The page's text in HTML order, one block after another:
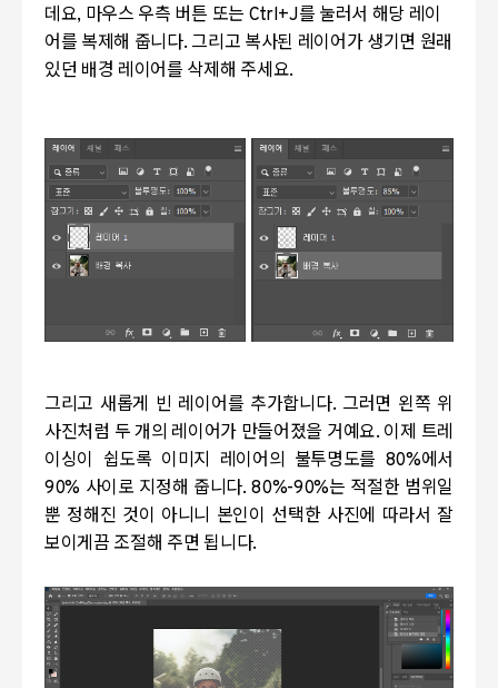
데요, 마우스 우측 버튼 또는 Ctrl+J를 눌러서 해당 레이
어를 복제해 줍니다. 그리고 복사된 레이어가 생기면 원래
있던 배경 레이어를 삭제해 주세요.
그리고 새롭게 빈 레이어를 추가합니다. 그러면 왼쪽 위
사진처럼 두 개의 레이어가 만들어졌을 거예요. 이제 트레
이싱이 쉽도록 이미지 레이어의 불투명도를 80%에서
90% 사이로 지정해 줍니다. 80%-90%는 적절한 범위일
뿐 정해진 것이 아니니 본인이 선택한 사진에 따라서 잘
보이게끔 조절해 주면 됩니다.